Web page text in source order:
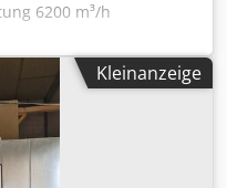
6200 m³/h
Fassungsvermögen
Motor 5,5 kW
Kleinanzeige